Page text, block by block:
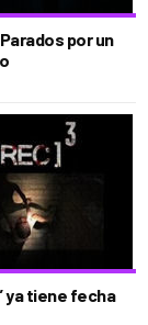
por un
ya tiene fecha